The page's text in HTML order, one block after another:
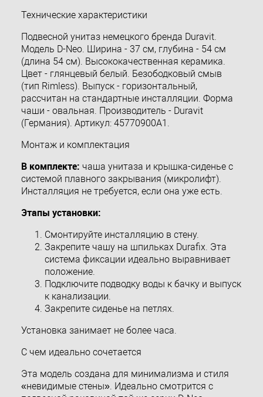
Технические характеристики
Подвесной унитаз немецкого бренда Duravit.
Модель D-Neo. Ширина - 37 см, глубина - 54 см
(длина 54 см). Высококачественная керамика.
Цвет - глянцевый белый. Безободковый смыв
(тип Rimless). Выпуск - горизонтальный,
рассчитан на стандартные инсталляции. Форма
чаши - овальная. Производитель - Duravit
(Германия). Артикул: 45770900A1.
Монтаж и комплектация
В комплекте: чаша унитаза и крышка-сиденье с
системой плавного закрывания (микролифт).
Инсталляция не требуется, если она уже есть.
Этапы установки:
Смонтируйте инсталляцию в стену.
Закрепите чашу на шпильках Durafix. Эта
система фиксации идеально выравнивает
положение.
Подключите подводку воды к бачку и выпуск
к канализации.
Закрепите сиденье на петлях.
Установка занимает не более часа.
С чем идеально сочетается
Эта модель создана для минимализма и стиля
«невидимые стены». Идеально смотрится с